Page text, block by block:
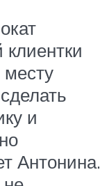
месту
и
Антонина.